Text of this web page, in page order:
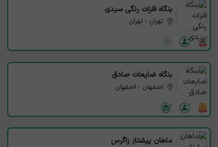
بنگاه فلزات رنگی سیدی
تهران - تهران
بنگاه ضایعات صادق
اصفهان - اصفهان
ماهان پیشتاز زاگرس